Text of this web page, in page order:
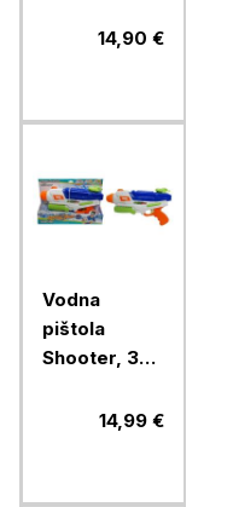
sesalnike14,90 €
Vodna
pištola
Shooter, 34
14,99 €